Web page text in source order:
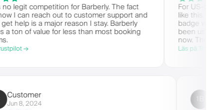
competition for Barberly. The fact
reach out to customer support and
is a major reason I stay. Barberly
value for less than most booking
For US-based
like this.
badge within
been using
now. The time
back end is
Läs på Trustpilot →
C Customer
Jun 8, 2024